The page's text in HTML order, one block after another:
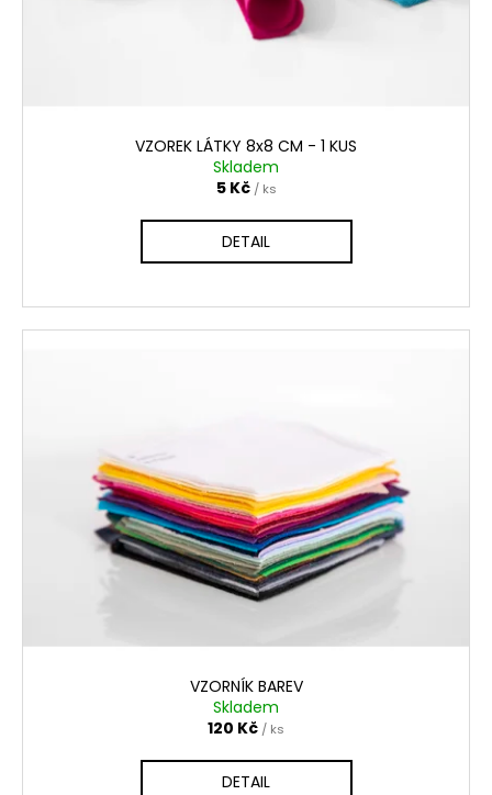
VZOREK LÁTKY 8x8 CM - 1 KUS
Skladem
5 Kč / ks
DETAIL
VZORNÍK BAREV
Skladem
120 Kč / ks
DETAIL